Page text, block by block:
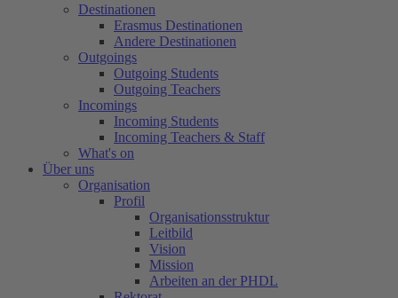
Destinationen
Erasmus Destinationen
Andere Destinationen
Outgoings
Outgoing Students
Outgoing Teachers
Incomings
Incoming Students
Incoming Teachers & Staff
What's on
Über uns
Organisation
Profil
Organisationsstruktur
Leitbild
Vision
Mission
Arbeiten an der PHDL